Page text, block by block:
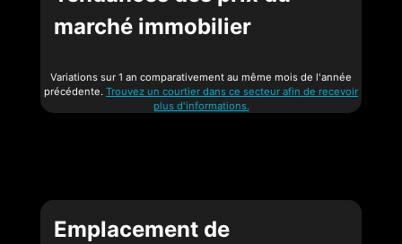
marché immobilier
Variations sur 1 an comparativement au même mois de l'année
précédente. Trouvez un courtier dans ce secteur afin de recevoir
plus d'informations.
Emplacement de